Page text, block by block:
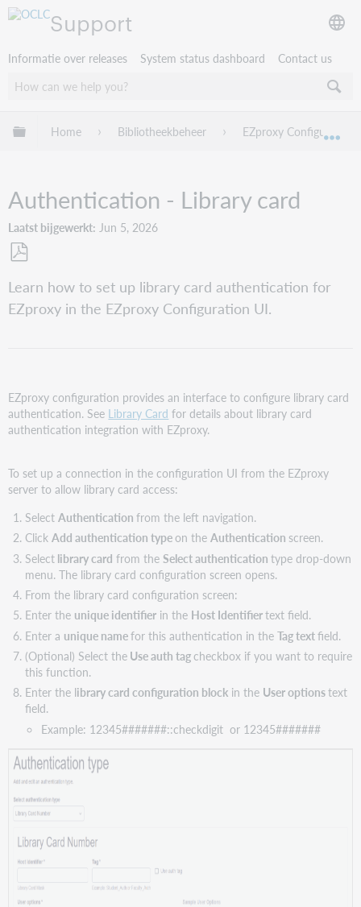
Support
Informatie over releases System status dashboard Contact us
Mondiale hiërarchie uitvouwen / samenvouwen
Home Bibliotheekbeheer EZproxy Configuration
Authentication - Library card
Laatst bijgewerkt Jun 5, 2026
als
pdf
Learn how to set up library card authentication for
EZproxy in the EZproxy Configuration UI.
EZproxy configuration provides an interface to configure library card
authentication. See Library Card for details about library card
authentication integration with EZproxy.
To set up a connection in the configuration UI from the EZproxy
server to allow library card access:
Select Authentication from the left navigation.
Click Add authentication type on the Authentication screen.
Selectlibrary card from the Select authentication type drop-down
menu. The library card configuration screen opens.
From the library card configuration screen:
Enter the unique identifierin the Host Identifiertext field.
Enter a unique namefor this authentication in the Tag textfield.
(Optional) Select theUse auth tagcheckbox if you want to require
this function.
Enter the library card configuration blockin the User optionstext
field.
Example: 12345#######::checkdigit or 12345#######